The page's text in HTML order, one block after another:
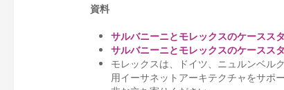
資料
サルバニーニとモレックスのケースス
サルバニーニとモレックスのケースス
モレックスは、ドイツ、ニュルンベル
用イーサネットアーキテクチャをサポ